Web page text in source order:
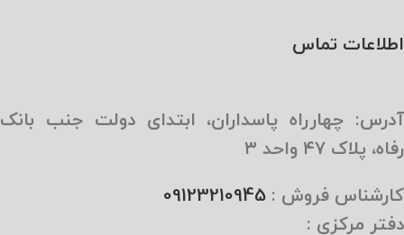
اطلاعات تماس
آدرس: چهارراه پاسداران، ابتدای دولت جنب بانک
رفاه، پلاک ۴۷ واحد ۳
کارشناس فروش : 09123210945
دفتر مرکزی :